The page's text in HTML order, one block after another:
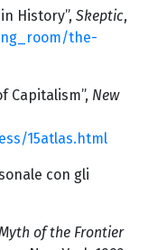
History”, Skeptic,
the-
Capitalism”, New
15atlas.html
con gli
of the Frontier